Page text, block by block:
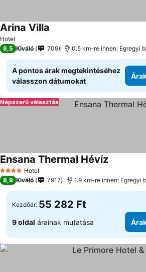
Hotel
Arina Villa
8,5 Kiváló 709 0.5 km-re innen: Egregyi
A pontos árak megtekintéséhez
válasszon dátumokat
Népszerű választás
4 KategóriaHotel
Ensana Thermal HévízÁrak
8,9 Kiváló 7917 1.9 km-re innen: Egregyi
Kezdőár: 55 282 Ft
9 oldal árainak mutatása